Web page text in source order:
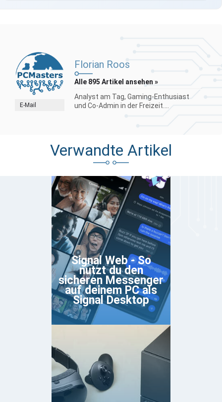
E-Mail
Florian Roos
Alle 895 Artikel ansehen »
Analyst am Tag, Gaming-Enthusiast
und Co-Admin in der Freizeit....
Verwandte Artikel
Signal Web - So
nutzt du den
sicheren Messenger
auf deinem PC als
Signal Desktop